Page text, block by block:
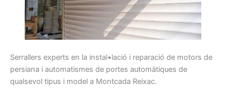
Serrallers experts en la instal•lació i reparació de motors de
persiana i automatismes de portes automàtiques de
qualsevol tipus i model a Montcada Reixac.